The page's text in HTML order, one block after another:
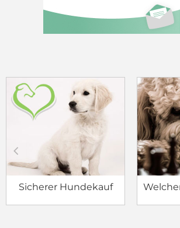
Sicherer Hundekauf
c